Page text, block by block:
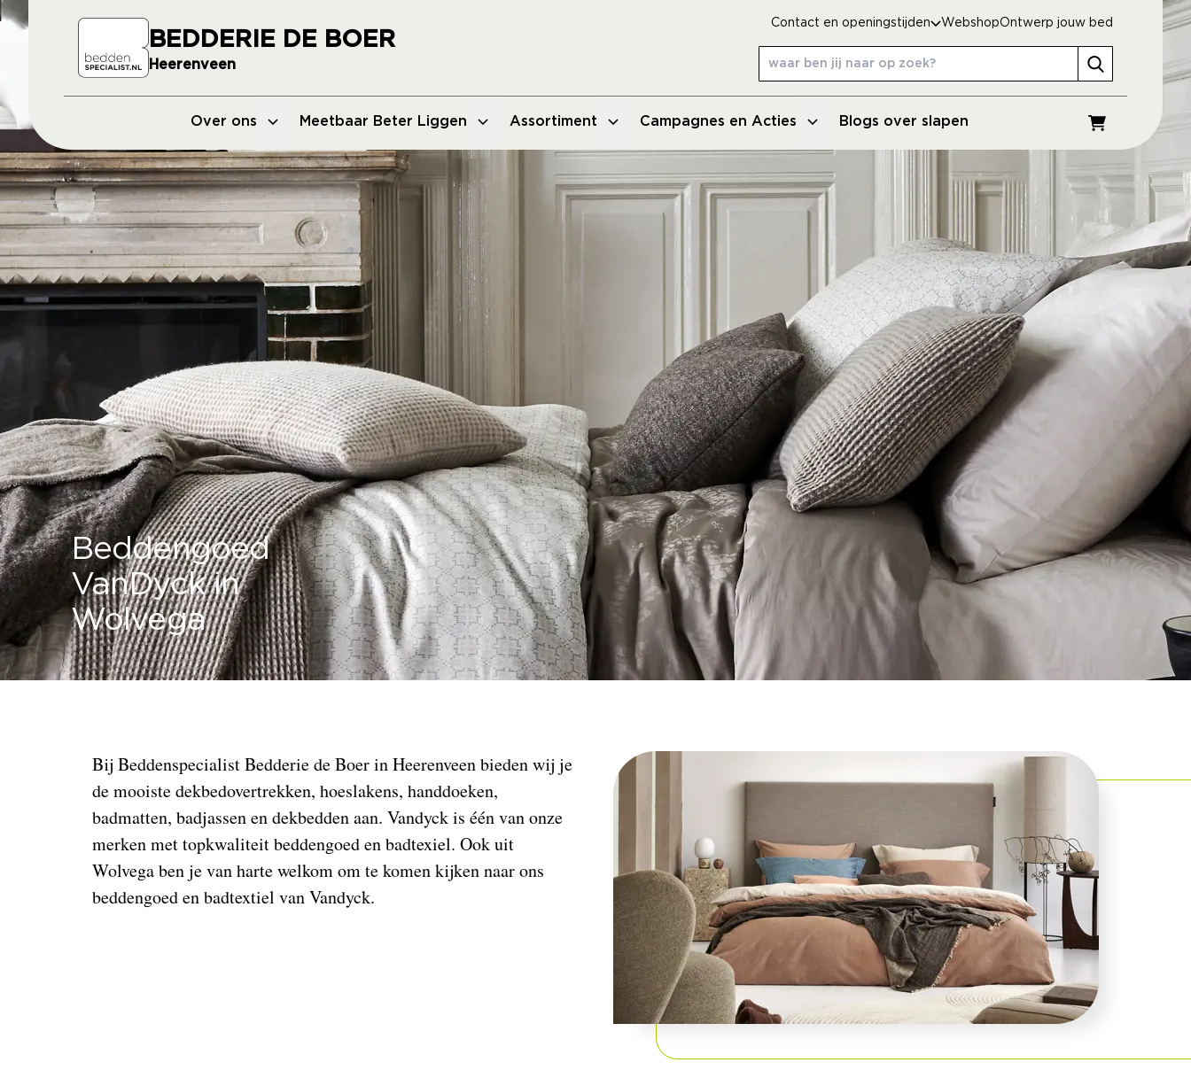
Over ons Meetbaar Beter Liggen Assortiment Campagnes en Acties Blogs over slapen
Winkelwagen
BEDDERIE DE BOER
Heerenveen
Contact en openingstijden WebshopOntwerp jouw bed
Beddengoed
VanDyck in
Wolvega
Bij Beddenspecialist Bedderie de Boer in Heerenveen bieden wij je
de mooiste dekbedovertrekken, hoeslakens, handdoeken,
badmatten, badjassen en dekbedden aan. Vandyck is één van onze
merken met topkwaliteit beddengoed en badtexiel. Ook uit
Wolvega ben je van harte welkom om te komen kijken naar ons
beddengoed en badtextiel van Vandyck.